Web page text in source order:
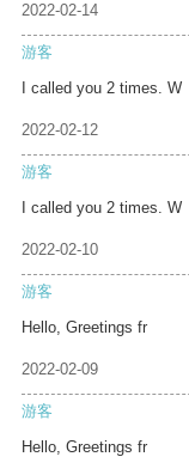
2022-02-14
游客
I called you 2 times. W
2022-02-12
游客
I called you 2 times. W
2022-02-10
游客
Hello, Greetings fr
2022-02-09
游客
Hello, Greetings fr